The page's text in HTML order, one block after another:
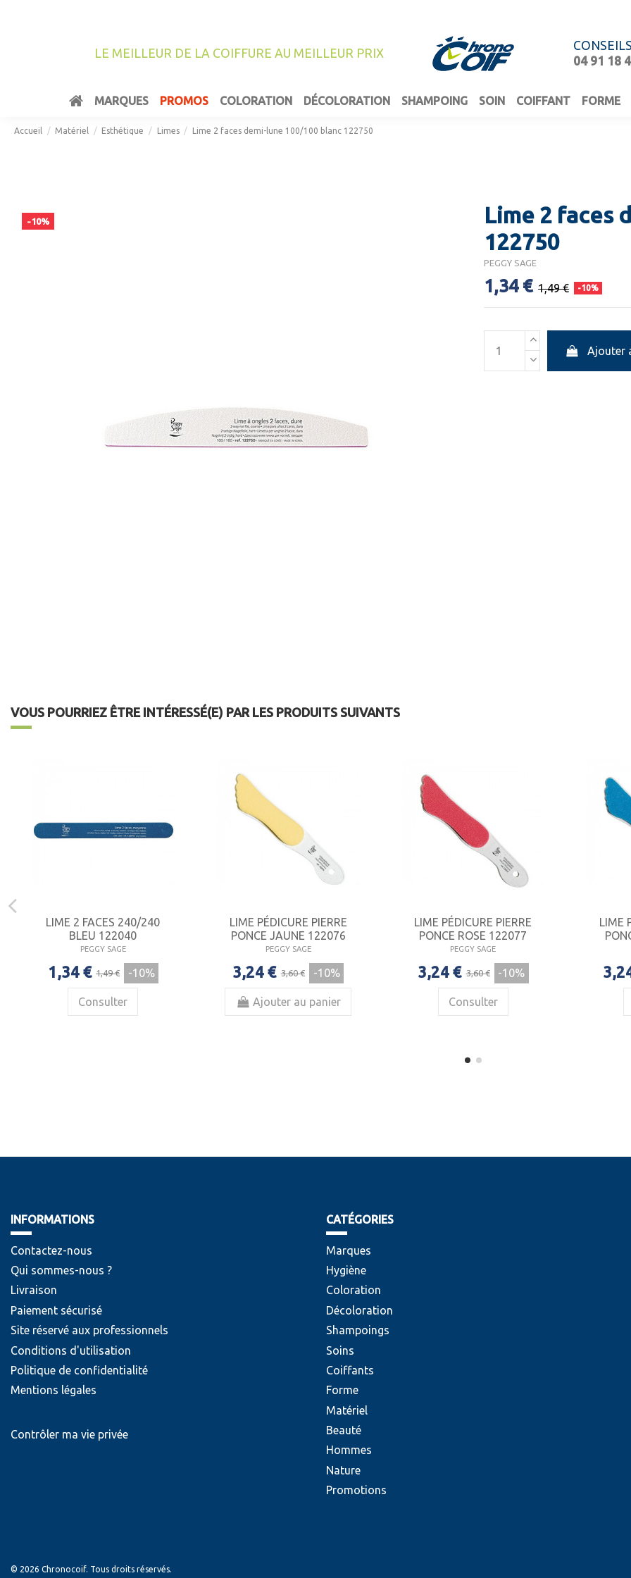
LE MEILLEUR DE LA COIFFURE AU MEILLEUR PRIX
04 91 18
MARQUES PROMOS COLORATION DÉCOLORATION SHAMPOING SOIN COIFFANT FORME
Accueil Matériel Esthétique Limes Lime 2 faces demi-lune 100/100 blanc 122750
-10%
Lime 2 faces
122750
PEGGY SAGE
1,34 € 1,49 € -10%
Ajouter
VOUS POURRIEZ ÊTRE INTÉRESSÉ(E) PAR LES PRODUITS SUIVANTS
LIME 2 FACES 240/240
BLEU 122040
PEGGY SAGE
1,34 € 1,49 € -10%
Consulter
LIME PÉDICURE PIERRE
PONCE JAUNE 122076
PEGGY SAGE
3,24 € 3,60 € -10%
Ajouter au panier
LIME PÉDICURE PIERRE
PONCE ROSE 122077
PEGGY SAGE
3,24 € 3,60 € -10%
Consulter
LIME
INFORMATIONS
Contactez-nous
Qui sommes-nous ?
Livraison
Paiement sécurisé
Site réservé aux professionnels
Conditions d'utilisation
Politique de confidentialité
Mentions légales
Contrôler ma vie privée
CATÉGORIES
Marques
Hygiène
Coloration
Décoloration
Shampoings
Soins
Coiffants
Forme
Matériel
Beauté
Hommes
Nature
Promotions
© 2026 Chronocoif. Tous droits réservés.